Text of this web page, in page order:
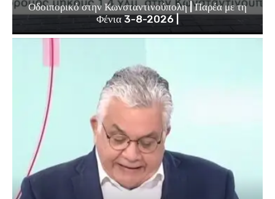
Οδοιπορικό στην Κωνσταντινούπολη | Παρέα με τη
Φένια 3-8-2026 |